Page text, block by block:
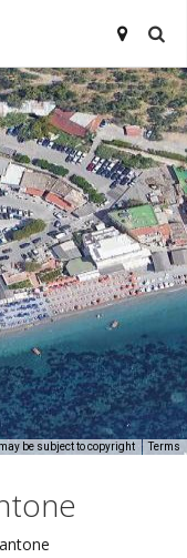
be subject to copyright Terms